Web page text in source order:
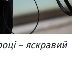
– яскравий